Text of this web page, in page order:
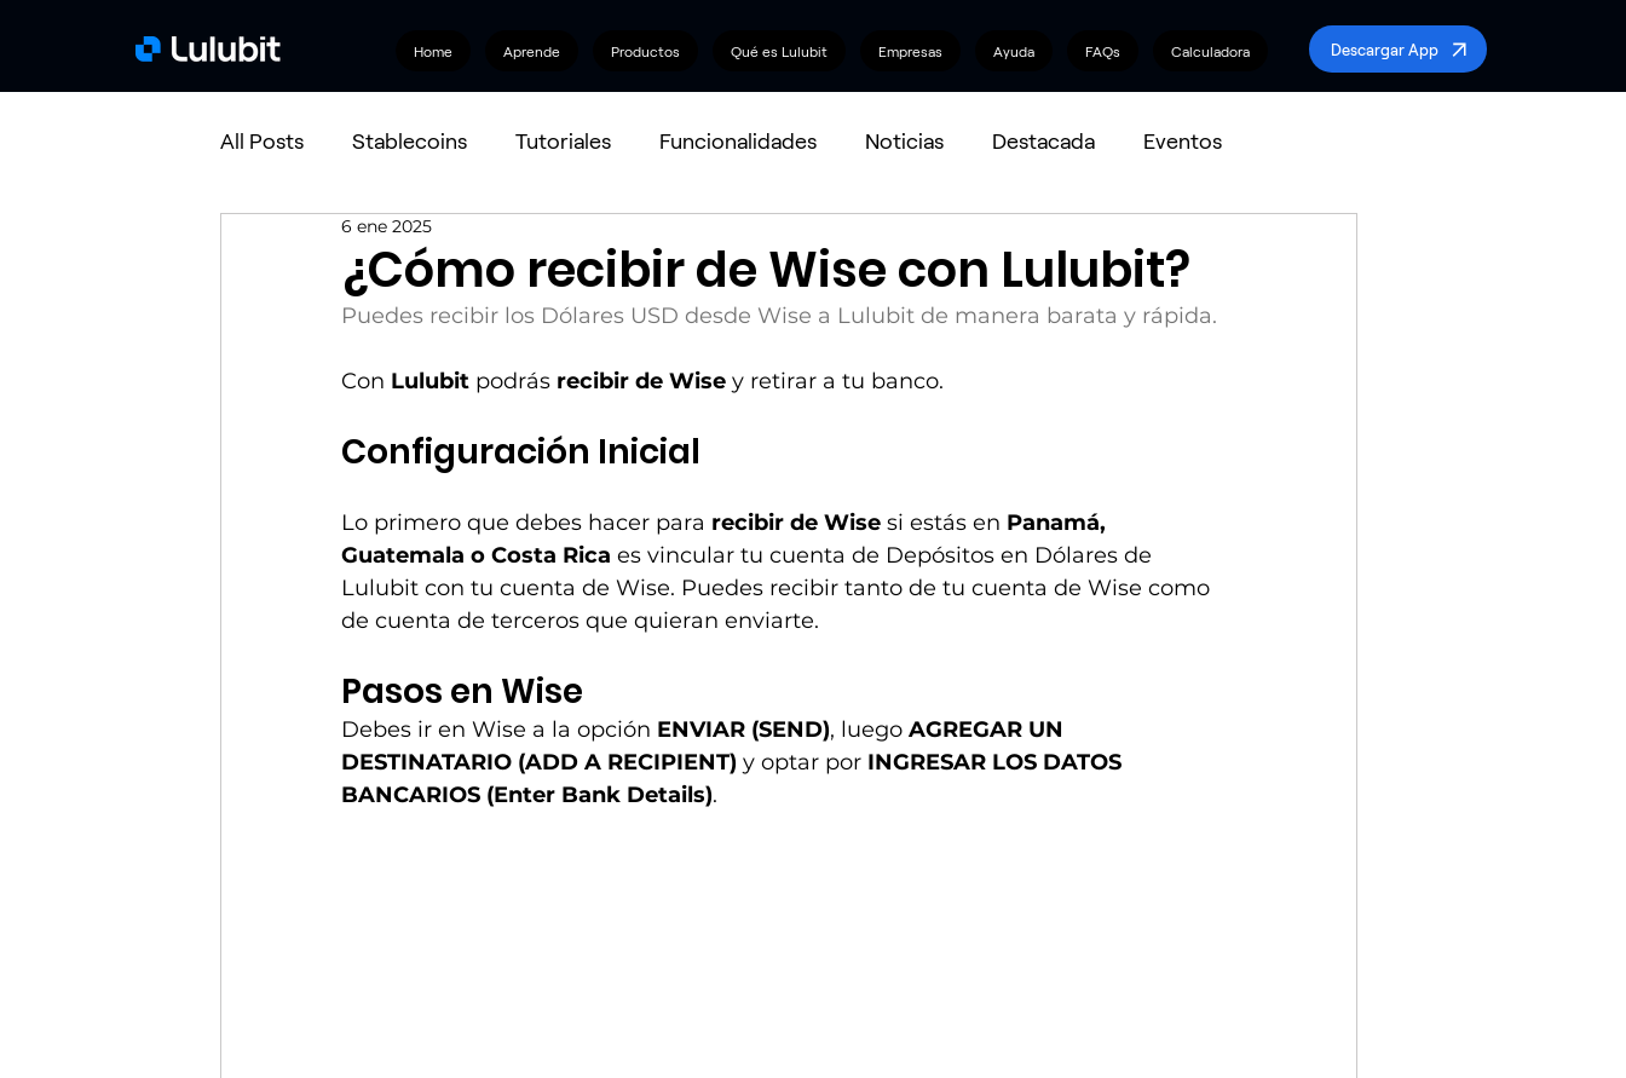
Home Aprende Productos Qué es Lulubit Empresas Ayuda FAQs Calculadora Descargar App
All Posts Stablecoins Tutoriales Funcionalidades Noticias Destacada Eventos
¿Cómo recibir de Wise con Lulubit?
6 ene 2025
Puedes recibir los Dólares USD desde Wise a Lulubit de manera barata y rápida.
Con Lulubit podrás recibir de Wise y retirar a tu banco.
Configuración Inicial
Lo primero que debes hacer para recibir de Wise si estás en Panamá,
Guatemala o Costa Rica es vincular tu cuenta de Depósitos en Dólares de
Lulubit con tu cuenta de Wise. Puedes recibir tanto de tu cuenta de Wise como
de cuenta de terceros que quieran enviarte.
Pasos en Wise
Debes ir en Wise a la opción ENVIAR (SEND), luego AGREGAR UN
DESTINATARIO (ADD A RECIPIENT) y optar por INGRESAR LOS DATOS
BANCARIOS (Enter Bank Details).